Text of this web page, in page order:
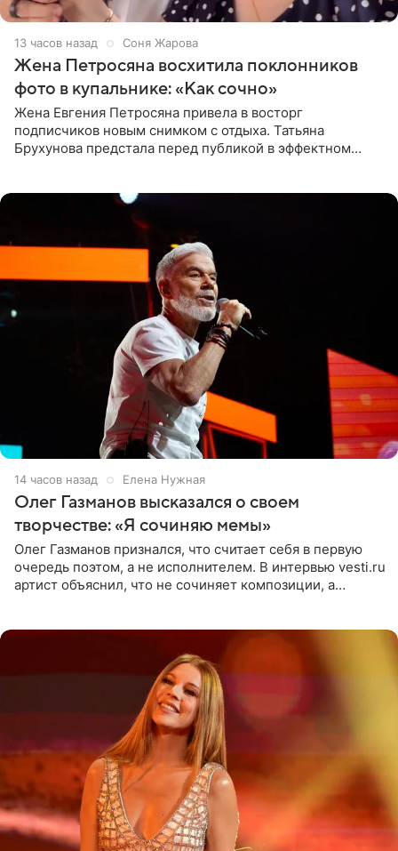
13 часов назад Соня Жарова
Жена Петросяна восхитила поклонников
фото в купальнике: «Как сочно»
Жена Евгения Петросяна привела в восторг
подписчиков новым снимком с отдыха. Татьяна
Брухунова предстала перед публикой в эффектном
14 часов назад Елена Нужная
Олег Газманов высказался о своем
творчестве: «Я сочиняю мемы»
Олег Газманов признался, что считает себя в первую
очередь поэтом, а не исполнителем. В интервью vesti.ru
артист объяснил, что не сочиняет композиции, а